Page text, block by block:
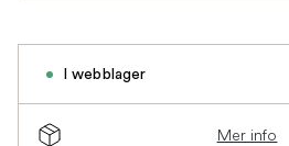
I webblager
Mer info